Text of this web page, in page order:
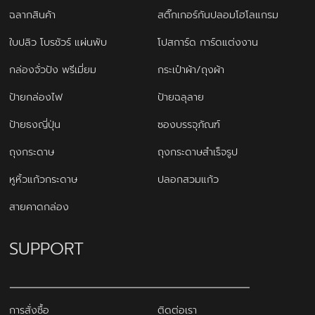
ฉลากสินค้า
สติ๊กเกอร์กันปลอมโฮโลแกรม
ใบปลิว โบรชัวร์ แผ่นพับ
โปสการ์ด การ์ดแต่งงาน
กล่องจั่วปัง พรีเมี่ยม
กระเป๋าผ้า/ถุงผ้า
ป้ายกล่องไฟ
ป้ายฉลุลาย
ป้ายธงญี่ปุ่น
ซองบรรจุภัณฑ์
ถุงกระดาษ
ถุงกระดาษสำเร็จรูป
หูหิ้วแก้วกระดาษ
ปลอกสวมแก้ว
สายคาดกล่อง
SUPPORT
การสั่งซื้อ ติดต่อเรา